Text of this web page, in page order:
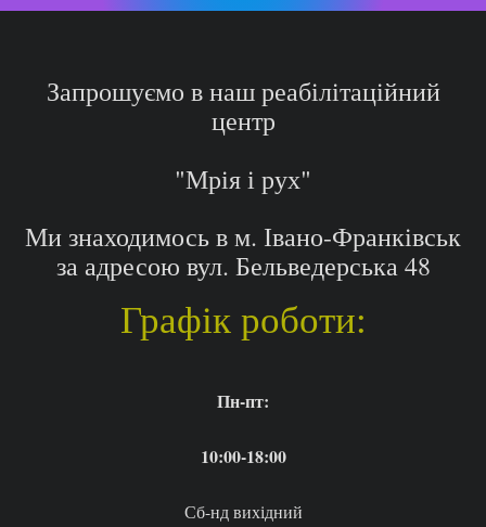
запису
Запрошуємо в наш реабілітаційний
центр
"Мрія і рух"
Ми знаходимось в м. Івано-Франківськ
за адресою вул. Бельведерська 48
Графік роботи:
Пн-пт:
10:00-18:00
Сб-нд вихідний